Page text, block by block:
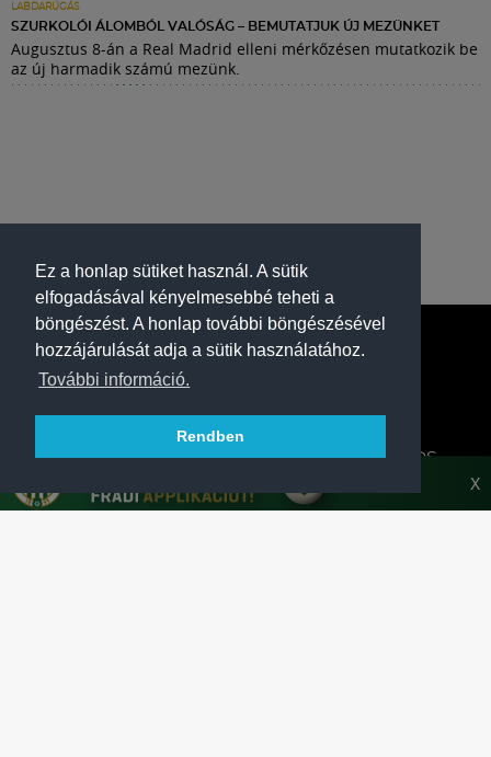
Ez a honlap sütiket használ. A sütik
elfogadásával kényelmesebbé teheti a
böngészést. A honlap további böngészésével
hozzájárulását adja a sütik használatához.
További információ.
Rendben
LABDARÚGÁS
SZURKOLÓI ÁLOMBÓL VALÓSÁG – BEMUTATJUK ÚJ MEZÜNKET
Augusztus 8-án a Real Madrid elleni mérkőzésen mutatkozik be
az új harmadik számú mezünk.
A FERENCVÁROSI TORNA CLUB HIVATALOS
X